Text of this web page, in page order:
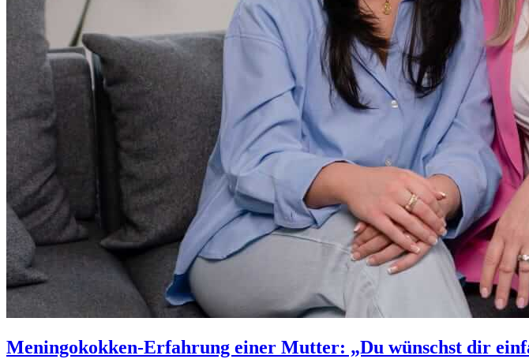
Meningokokken-Erfahrung einer Mutter: „Du wünschst dir